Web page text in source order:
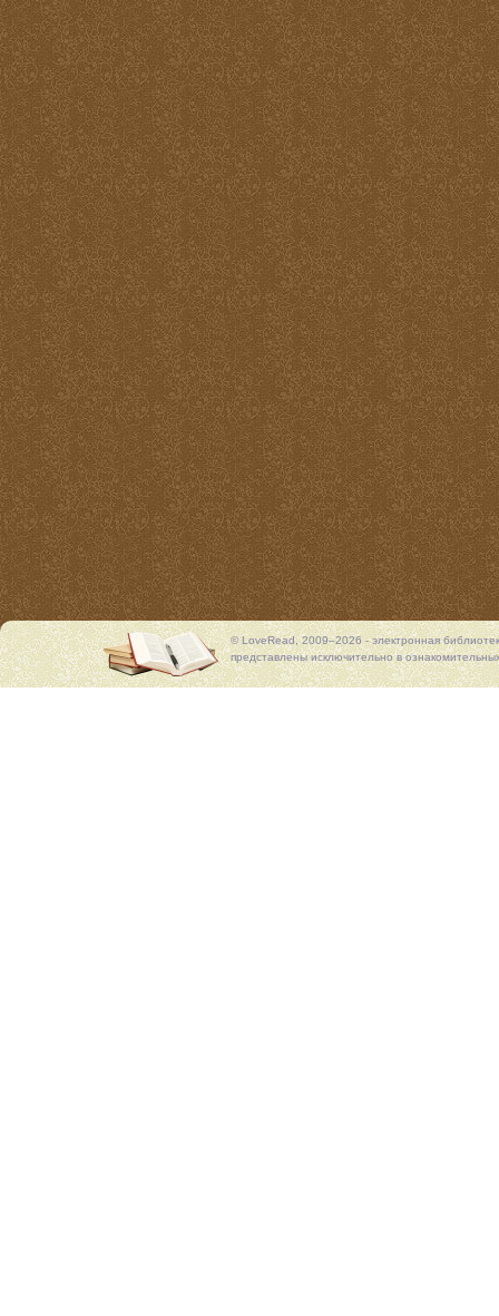
© LoveRead, 2009–2026 - электронная
представлены исключительно в